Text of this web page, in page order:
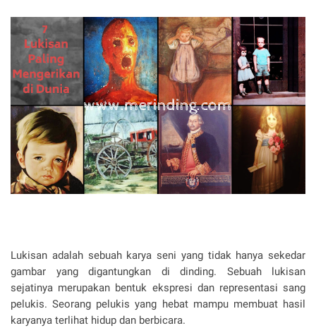
Lukisan adalah sebuah karya seni yang tidak hanya sekedar
gambar yang digantungkan di dinding. Sebuah lukisan
sejatinya merupakan bentuk ekspresi dan representasi sang
pelukis. Seorang pelukis yang hebat mampu membuat hasil
karyanya terlihat hidup dan berbicara.